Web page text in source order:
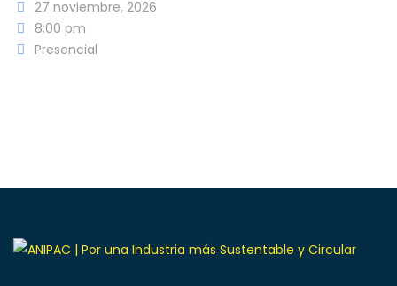
27 noviembre, 2026
8:00 pm
Presencial